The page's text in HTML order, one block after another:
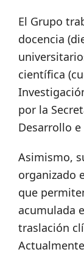
El Grupo
docencia
científica
por la
Desarrollo
Asimismo,
organizado
que
acumulada
traslación